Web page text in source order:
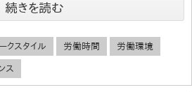
続きを読む
クスタイル 労働時間 労働環境
ス